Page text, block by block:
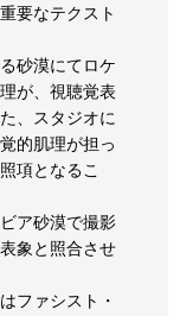
要なテクスト
砂漠にてロケ
が、視聴覚表
、スタジオに
的肌理が担っ
項となるこ
ア砂漠で撮影
象と照合させ
ファシスト・